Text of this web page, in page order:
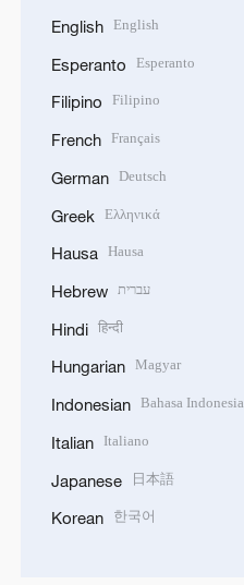
English English
Esperanto Esperanto
Filipino Filipino
French Français
German Deutsch
Greek Ελληνικά
Hausa Hausa
Hebrew עברית
Hindi हिन्दी
Hungarian Magyar
Indonesian Bahasa Indonesia
Italian Italiano
Japanese 日本語
Korean 한국어